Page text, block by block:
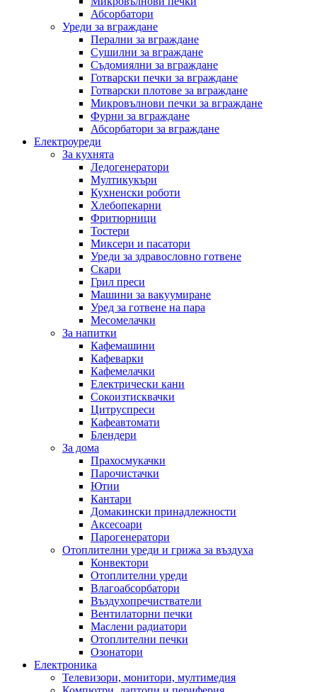
Абсорбатори
Уреди за вграждане
Перални за вграждане
Сушилни за вграждане
Съдомиялни за вграждане
Готварски печки за вграждане
Готварски плотове за вграждане
Микровълнови печки за вграждане
Фурни за вграждане
Абсорбатори за вграждане
Електроуреди
За кухнята
Ледогенератори
Мултикукъри
Кухненски роботи
Хлебопекарни
Фритюрници
Тостери
Миксери и пасатори
Уреди за здравословно готвене
Скари
Грил преси
Машини за вакуумиране
Уред за готвене на пара
Месомелачки
За напитки
Кафемашини
Кафеварки
Кафемелачки
Електрически кани
Сокоизтисквачки
Цитруспреси
Кафеавтомати
Блендери
За дома
Прахосмукачки
Парочистачки
Ютии
Кантари
Домакински принадлежности
Аксесоари
Парогенератори
Отоплителни уреди и грижа за въздуха
Конвектори
Отоплителни уреди
Влагоабсорбатори
Въздухопречистватели
Вентилаторни печки
Маслени радиатори
Отоплителни печки
Озонатори
Електроника
Телевизори, монитори, мултимедия